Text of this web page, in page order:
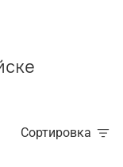
Сортировка